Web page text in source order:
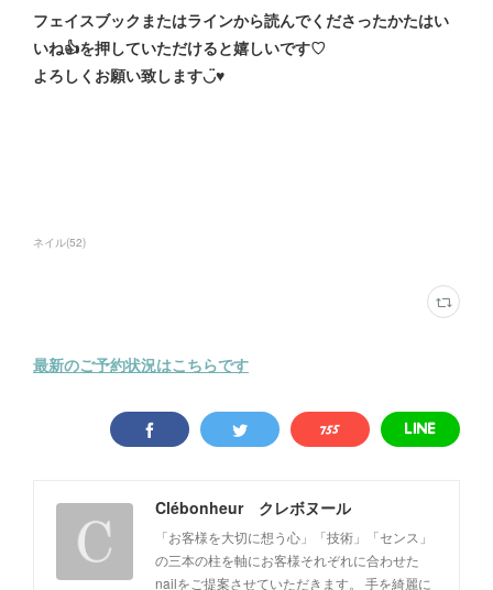
フェイスブックまたはラインから読んでくださったかたはい
いね👍を押していただけると嬉しいです♡
よろしくお願い致します◡̈♥︎
ネイル(52)
最新のご予約状況はこちらです
Clébonheur クレボヌール
「お客様を大切に想う心」「技術」「センス」
の三本の柱を軸にお客様それぞれに合わせた
nailをご提案させていただきます。 手を綺麗に